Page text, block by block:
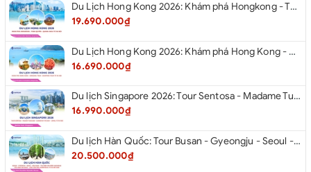
Du Lịch Hong Kong 2026: Khám phá Hongkong - Thâm Quyến - Quảng Châu từ Hà Nội
19.690.000₫
Du Lịch Hong Kong 2026: Khám phá Hong Kong - Dingding Tram - Shopping Tour từ Hà Nội
16.690.000₫
Du lịch Singapore 2026: Tour Sentosa - Madame Tussauds - Garden By The Bay - Jewel từ Hà Nội
16.990.000₫
Du lịch Hàn Quốc: Tour Busan - Gyeongju - Seoul - Đảo Nami - Tàu Điện Ven Biển Haeundae - Cầu Kính Oryukdo - Làng Văn Hóa Huinnyeoul từ Hà Nội 2026
20.500.000₫